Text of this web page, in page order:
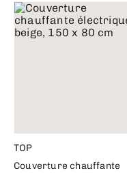
TOP
Couverture chauffante